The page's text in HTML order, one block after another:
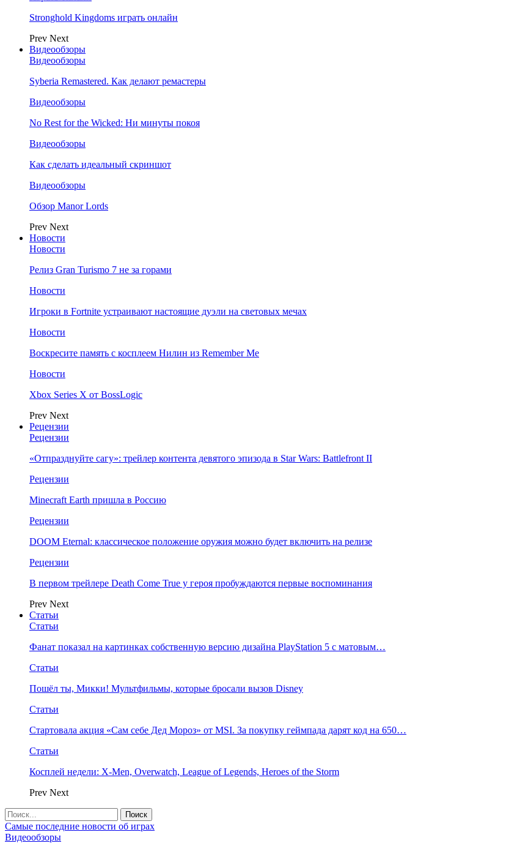
Stronghold Kingdoms играть онлайн
Prev Next
Видеообзоры
Видеообзоры
Syberia Remastered. Как делают ремастеры
Видеообзоры
No Rest for the Wicked: Ни минуты покоя
Видеообзоры
Как сделать идеальный скриншот
Видеообзоры
Обзор Manor Lords
Prev Next
Новости
Новости
Релиз Gran Turismo 7 не за горами
Новости
Игроки в Fortnite устраивают настоящие дуэли на световых мечах
Новости
Воскресите память с косплеем Нилин из Remember Me
Новости
Xbox Series X от BossLogic
Prev Next
Рецензии
Рецензии
«Отпразднуйте сагу»: трейлер контента девятого эпизода в Star Wars: Battlefront II
Рецензии
Minecraft Earth пришла в Россию
Рецензии
DOOM Eternal: классическое положение оружия можно будет включить на релизе
Рецензии
В первом трейлере Death Come True у героя пробуждаются первые воспоминания
Prev Next
Статьи
Статьи
Фанат показал на картинках собственную версию дизайна PlayStation 5 с матовым…
Статьи
Пошёл ты, Микки! Мультфильмы, которые бросали вызов Disney
Статьи
Стартовала акция «Сам себе Дед Мороз» от MSI. За покупку геймпада дарят код на 650…
Статьи
Косплей недели: X-Men, Overwatch, League of Legends, Heroes of the Storm
Prev Next
Самые последние новости об играх
Видеообзоры